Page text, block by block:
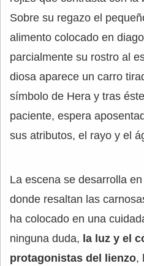
Sobre su regazo el
alimento colocado en
parcialmente su rostro al
diosa aparece un carro
símbolo de Hera y tras
paciente, espera
sus atributos, el rayo y el
La escena se desarrolla
donde resaltan las
ha colocado en una
ninguna duda, la luz y el
protagonistas del lienzo,